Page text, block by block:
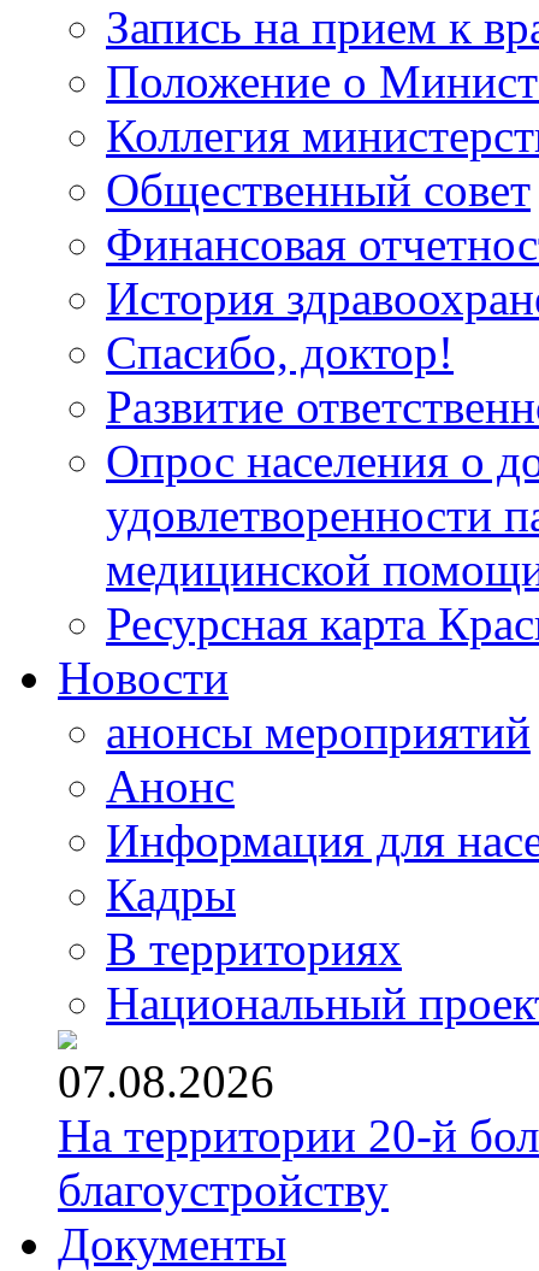
Запись на прием к
Положение о
Коллегия
Общественный совет
Финансовая
История
Спасибо, доктор!
Развитие
Опрос населения о
удовлетворенности
медицинской
Ресурсная карта
Новости
анонсы мероприятий
Анонс
Информация для
Кадры
В территориях
Национальный
07.08.2026
На территории 20-й
благоустройству
Документы